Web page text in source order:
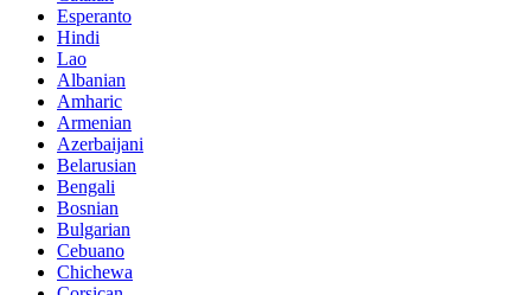
Esperanto
Hindi
Lao
Albanian
Amharic
Armenian
Azerbaijani
Belarusian
Bengali
Bosnian
Bulgarian
Cebuano
Chichewa